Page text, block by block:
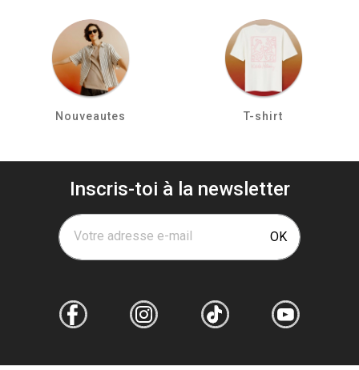
Nouveautes T-shirt
Inscris-toi à la newsletter
Votre adresse e-mail OK